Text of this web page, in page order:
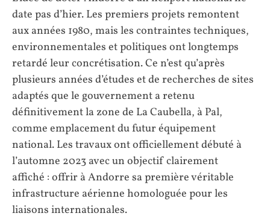
date pas d’hier. Les premiers projets remontent
aux années 1980, mais les contraintes techniques,
environnementales et politiques ont longtemps
retardé leur concrétisation. Ce n’est qu’après
plusieurs années d’études et de recherches de sites
adaptés que le gouvernement a retenu
définitivement la zone de La Caubella, à Pal,
comme emplacement du futur équipement
national. Les travaux ont officiellement débuté à
l’automne 2023 avec un objectif clairement
affiché : offrir à Andorre sa première véritable
infrastructure aérienne homologuée pour les
liaisons internationales.